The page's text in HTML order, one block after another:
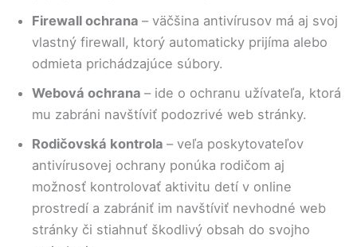
Firewall ochrana – väčšina antivírusov má aj svoj
vlastný firewall, ktorý automaticky prijíma alebo
odmieta prichádzajúce súbory.
Webová ochrana – ide o ochranu užívateľa, ktorá
mu zabráni navštíviť podozrivé web stránky.
Rodičovská kontrola – veľa poskytovateľov
antivírusovej ochrany ponúka rodičom aj
možnosť kontrolovať aktivitu detí v online
prostredí a zabrániť im navštíviť nevhodné web
stránky či stiahnuť škodlivý obsah do svojho